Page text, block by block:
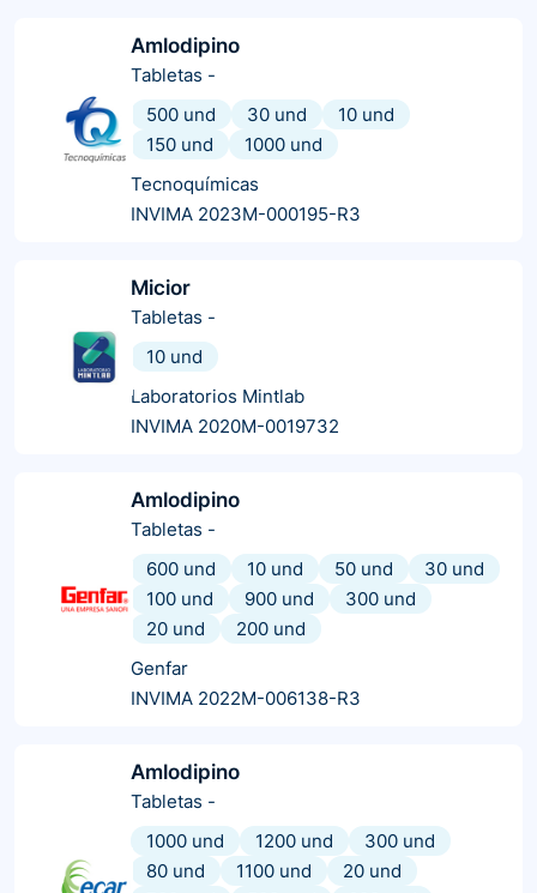
Amlodipino
Tabletas -
500 und
30 und
10 und
150 und
1000 und
Tecnoquímicas
INVIMA 2023M-000195-R3
Micior
Tabletas -
10 und
Laboratorios Mintlab
INVIMA 2020M-0019732
Amlodipino
Tabletas -
600 und
10 und 50 und
30 und
100 und
900 und
300 und
20 und
200 und
Genfar
INVIMA 2022M-006138-R3
Amlodipino
Tabletas -
1000 und
1200 und
300 und
80 und
1100 und
20 und